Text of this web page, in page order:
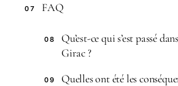
07 FAQ
08
Qu’est-ce qui s’est passé
Girac ?
09
Quelles ont été les